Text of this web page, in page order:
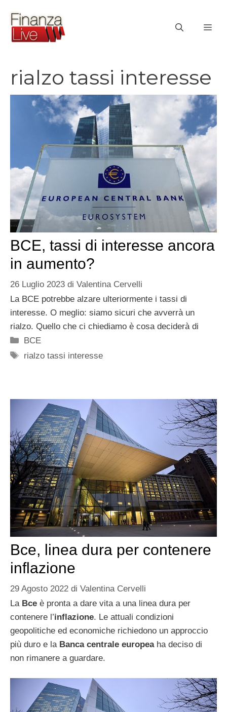
contenuto
rialzo tassi interesse
BCE, tassi di interesse ancora
in aumento?
26 Luglio 2023 di Valentina Cervelli
La BCE potrebbe alzare ulteriormente i tassi di
interesse. O meglio: siamo sicuri che avverrà un
rialzo. Quello che ci chiediamo è cosa deciderà di
Categorie
BCE
Tag
rialzo tassi interesse
Bce, linea dura per contenere
inflazione
29 Agosto 2022 di Valentina Cervelli
La Bce è pronta a dare vita a una linea dura per
contenere l’inflazione. Le attuali condizioni
geopolitiche ed economiche richiedono un approccio
più duro e la Banca centrale europeaha deciso di
non rimanere a guardare.